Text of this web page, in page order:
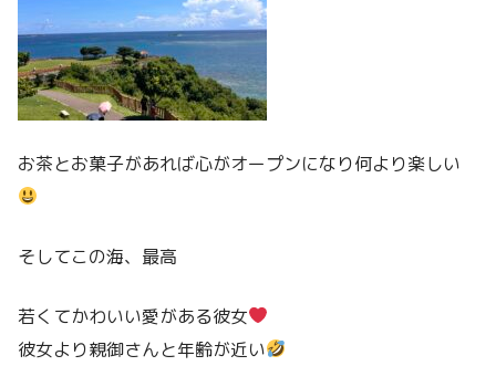
お茶とお菓子があれば心がオープンになり何より楽しい
そしてこの海、最高
若くてかわいい愛がある彼女
彼女より親御さんと年齢が近い